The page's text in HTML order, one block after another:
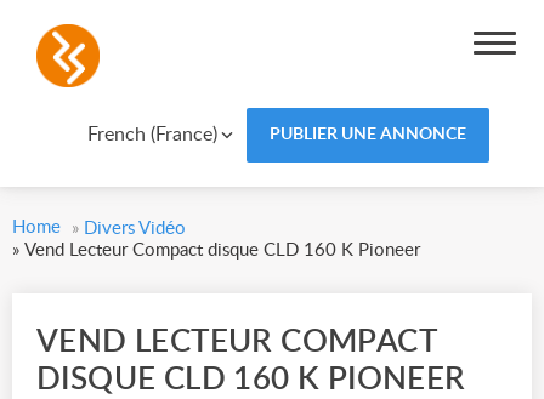
French (France) PUBLIER UNE ANNONCE
Home » Divers Vidéo
» Vend Lecteur Compact disque CLD 160 K Pioneer
VEND LECTEUR COMPACT
DISQUE CLD 160 K PIONEER